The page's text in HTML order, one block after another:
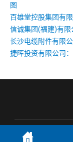
图
百雄堂控股集团有
信诚集团(福建)有限
长沙电缆附件有限
捷晖投资有限公司